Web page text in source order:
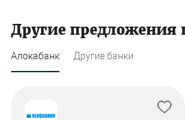
Другие предложения
Алокабанк Другие банки